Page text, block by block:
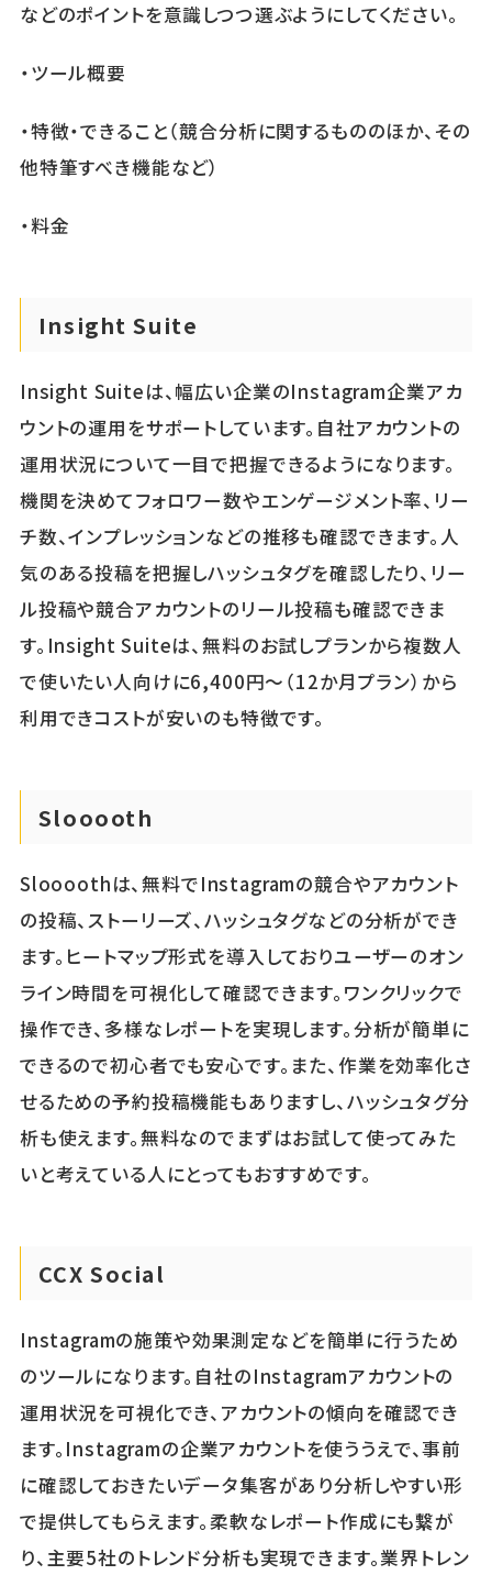
などのポイントを意識しつつ選ぶようにしてください。
・ツール概要
・特徴・できること（競合分析に関するもののほか、その
他特筆すべき機能など）
・料金
Insight Suite
Insight Suiteは、幅広い企業のInstagram企業アカ
ウントの運用をサポートしています。自社アカウントの
運用状況について一目で把握できるようになります。
機関を決めてフォロワー数やエンゲージメント率、リー
チ数、インプレッションなどの推移も確認できます。人
気のある投稿を把握しハッシュタグを確認したり、リー
ル投稿や競合アカウントのリール投稿も確認できま
す。Insight Suiteは、無料のお試しプランから複数人
で使いたい人向けに6,400円～（12か月プラン）から
利用できコストが安いのも特徴です。
Slooooth
Sloooothは、無料でInstagramの競合やアカウント
の投稿、ストーリーズ、ハッシュタグなどの分析ができ
ます。ヒートマップ形式を導入しておりユーザーのオン
ライン時間を可視化して確認できます。ワンクリックで
操作でき、多様なレポートを実現します。分析が簡単に
できるので初心者でも安心です。また、作業を効率化さ
せるための予約投稿機能もありますし、ハッシュタグ分
析も使えます。無料なのでまずはお試して使ってみた
いと考えている人にとってもおすすめです。
CCX Social
Instagramの施策や効果測定などを簡単に行うため
のツールになります。自社のInstagramアカウントの
運用状況を可視化でき、アカウントの傾向を確認でき
ます。Instagramの企業アカウントを使ううえで、事前
に確認しておきたいデータ集客があり分析しやすい形
で提供してもらえます。柔軟なレポート作成にも繋が
り、主要5社のトレンド分析も実現できます。業界トレン